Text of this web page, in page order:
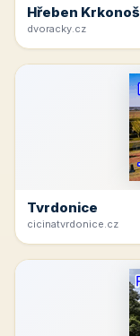
Hřeben Krkonoš
dvoracky.cz
Tvrdonice
cicinatvrdonice.cz